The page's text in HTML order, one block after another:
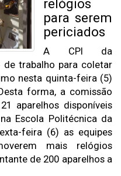
relógios
para serem
periciados
A CPI da
de trabalho para coletar
nesta quinta-feira (5)
forma, a comissão
aparelhos disponíveis
Escola Politécnica da
feira (6) as equipes
mais relógios
de 200 aparelhos a